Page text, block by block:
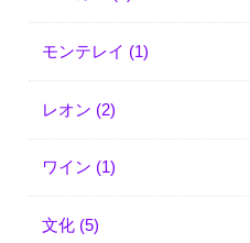
モンテレイ (1)
レオン (2)
ワイン (1)
文化 (5)